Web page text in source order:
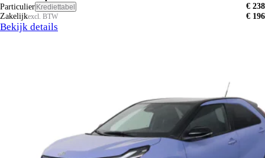
Particulier Krediettabel
€ 238
Zakelijkexcl. BTW € 196
Bekijk details